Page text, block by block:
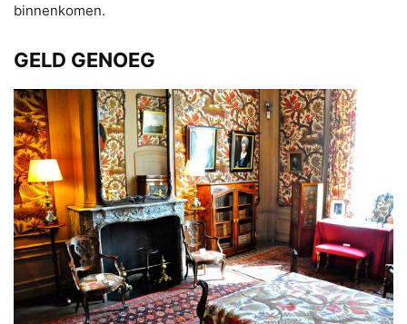
binnenkomen.
GELD GENOEG